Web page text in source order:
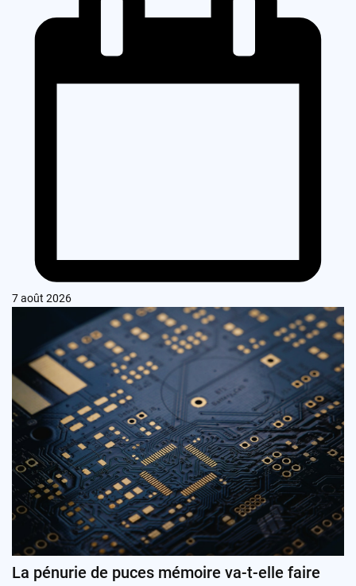
7 août 2026
La pénurie de puces mémoire va-t-elle faire